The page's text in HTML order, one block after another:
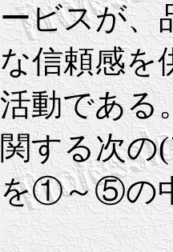
ービスが、
な信頼感を
活動である
関する次の
を①～⑤の